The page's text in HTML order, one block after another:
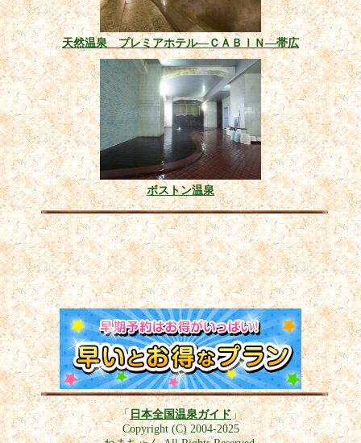
天然温泉 プレミアホテル―ＣＡＢＩＮ―帯広
ボストン温泉
「日本全国温泉ガイド」
Copyright (C) 2004-2025